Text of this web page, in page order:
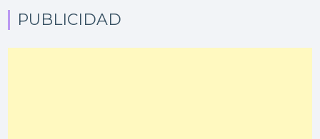
PUBLICIDAD